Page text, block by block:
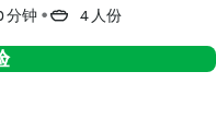
分钟 4 人份